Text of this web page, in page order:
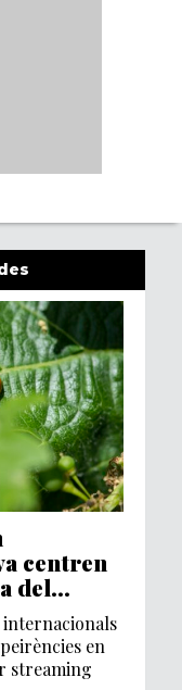
centren
del
en
streaming